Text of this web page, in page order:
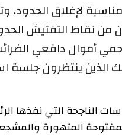
الحدود، وتمنح
نقاط التفتيش
دافعي الضرائب
ينتظرون جلسة
التي نفذها الرئيس
والمشجعة